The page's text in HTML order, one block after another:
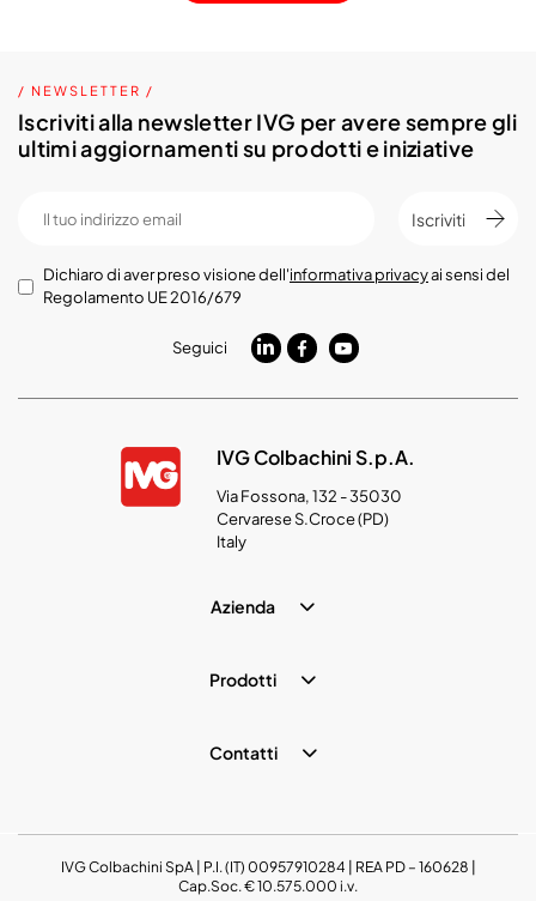
/ NEWSLETTER /
Iscriviti alla newsletter IVG per avere sempre gli
ultimi aggiornamenti su prodotti e iniziative
Iscriviti
Dichiaro di aver preso visione dell'informativa privacyai sensi del
Regolamento UE 2016/679
Seguici
IVG Colbachini S.p.A.
Via Fossona, 132 - 35030
Cervarese S.Croce (PD)
Italy
Azienda
Prodotti
Contatti
IVG Colbachini SpA | P.I. (IT) 00957910284 | REA PD – 160628 |
Cap.Soc. € 10.575.000 i.v.